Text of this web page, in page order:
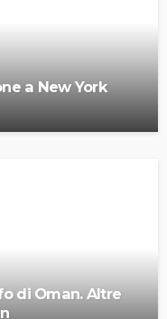
a New York
di Oman. Altre